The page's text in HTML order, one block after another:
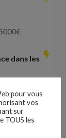
€
dans les
pour vous
vos
sur
TOUS les